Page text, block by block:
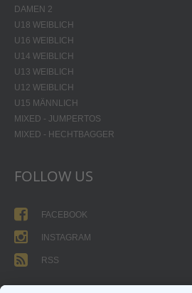
DAMEN 2
U18 WEIBLICH
U16 WEIBLICH
U14 WEIBLICH
U13 WEIBLICH
U12 WEIBLICH
U15 MÄNNLICH
MIXED - JUMPERTOS
MIXED - HECHTBAGGER
FOLLOW US
FACEBOOK
INSTAGRAM
RSS